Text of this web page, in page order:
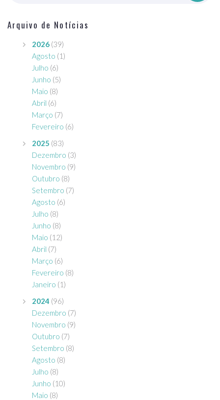
Arquivo de Notícias
2026 (39)
Agosto (1)
Julho (6)
Junho (5)
Maio (8)
Abril (6)
Março (7)
Fevereiro (6)
2025 (83)
Dezembro (3)
Novembro (9)
Outubro (8)
Setembro (7)
Agosto (6)
Julho (8)
Junho (8)
Maio (12)
Abril (7)
Março (6)
Fevereiro (8)
Janeiro (1)
2024 (96)
Dezembro (7)
Novembro (9)
Outubro (7)
Setembro (8)
Agosto (8)
Julho (8)
Junho (10)
Maio (8)